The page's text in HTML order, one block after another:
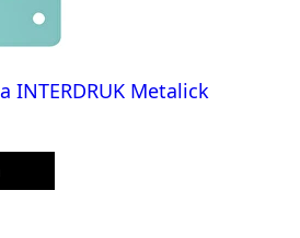
INTERDRUK Metalick